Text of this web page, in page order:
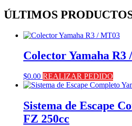
ÚLTIMOS
Colector Yamaha R3
$0.00 REALIZAR PEDIDO
Sistema de Escape
FZ 250cc